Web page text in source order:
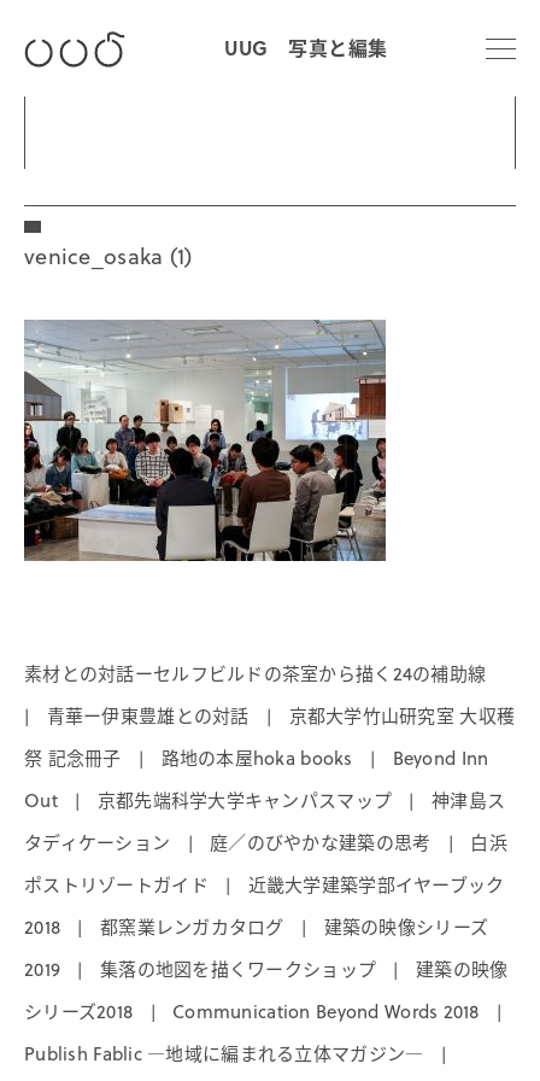
UUG 写真と編集
venice_osaka (1)
素材との対話ーセルフビルドの茶室から描く24の補助線
| 青華ー伊東豊雄との対話 |
京都大学竹山研究室 大収穫
祭 記念冊子
| 路地の本屋hoka books |
Beyond Inn
Out
| 京都先端科学大学キャンパスマップ |
神津島ス
タディケーション
| 庭／のびやかな建築の思考 |
白浜
ポストリゾートガイド
|
近畿大学建築学部イヤーブック
2018
| 都窯業レンガカタログ |
建築の映像シリーズ
2019
| 集落の地図を描くワークショップ |
建築の映像
シリーズ2018
| Communication Beyond Words 2018 |
Publish Fablic ―地域に編まれる立体マガジン― |